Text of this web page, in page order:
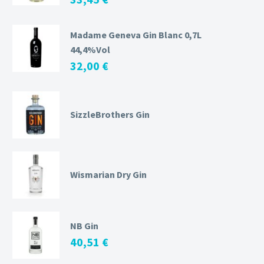
Madame Geneva Gin Blanc 0,7L
44,4%Vol
32,00 €
SizzleBrothers Gin
Wismarian Dry Gin
NB Gin
40,51 €